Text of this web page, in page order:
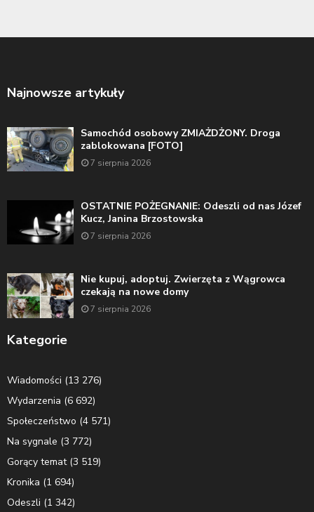
Najnowsze artykuły
Samochód osobowy ZMIAŻDŻONY. Droga
zablokowana [FOTO]
7 sierpnia 2026
OSTATNIE POŻEGNANIE: Odeszli od nas Józef
Kucz, Janina Brzostowska
7 sierpnia 2026
Nie kupuj, adoptuj. Zwierzęta z Wągrowca
czekają na nowe domy
7 sierpnia 2026
Kategorie
Wiadomości (13 276)
Wydarzenia (6 692)
Społeczeństwo (4 571)
Na sygnale (3 772)
Gorący temat(3 519)
Kronika (1 694)
Odeszli (1 342)